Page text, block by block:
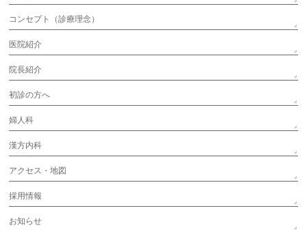
コンセプト（診療理念）
医院紹介
院長紹介
初診の方へ
婦人科
漢方内科
アクセス・地図
採用情報
お知らせ